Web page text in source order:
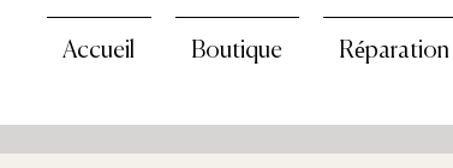
Accueil Boutique Réparation